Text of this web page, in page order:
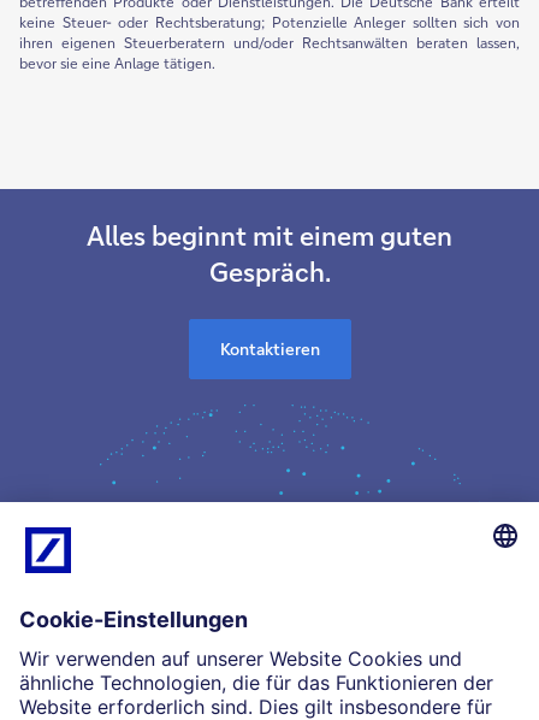
keine Steuer- oder Rechtsberatung; Potenzielle Anleger sollten sich von
ihren eigenen Steuerberatern und/oder Rechtsanwälten beraten lassen,
bevor sie eine Anlage tätigen.
Alles beginnt mit einem guten
Gespräch.
Kontaktieren
Kompetenz